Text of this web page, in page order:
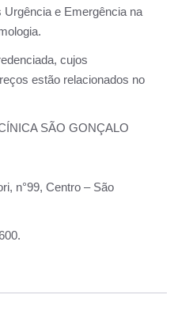
Urgência e Emergência na
cujos
estão relacionados no
SÃO GONÇALO
n°99, Centro – São